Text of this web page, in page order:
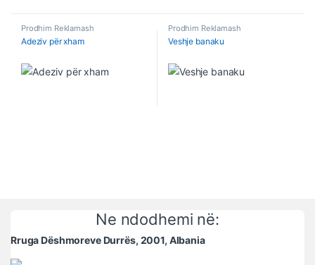
Prodhim Reklamash
Adeziv për xham
Prodhim Reklamash
Veshje banaku
Ne ndodhemi në:
Rruga Dëshmoreve Durrës, 2001, Albania